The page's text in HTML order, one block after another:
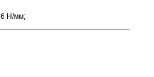
6 Н/мм;